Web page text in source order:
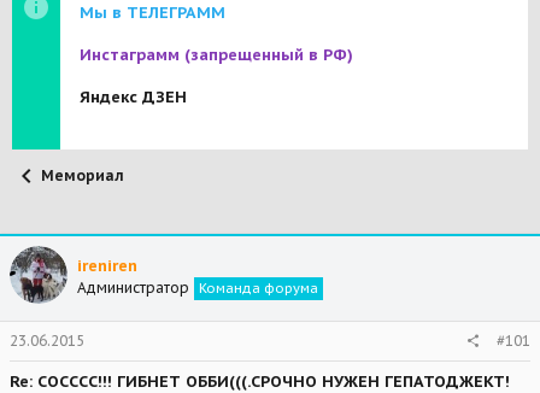
Мы в ТЕЛЕГРАММ
Инстаграмм (запрещенный в РФ)
Яндекс ДЗЕН
Мемориал
ireniren
Администратор Команда форума
23.06.2015 #101
Re: СОСССС!!! ГИБНЕТ ОББИ(((.СРОЧНО НУЖЕН ГЕПАТОДЖЕКТ!